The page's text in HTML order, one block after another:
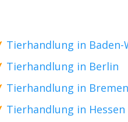
Tierhandlung in
Tierhandlung in Berlin
Tierhandlung in Bremen
Tierhandlung in Hessen